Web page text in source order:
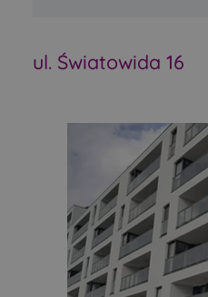
ul. Światowida 16